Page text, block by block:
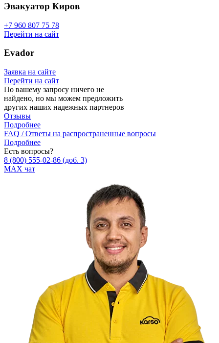
Эвакуатор Киров
+7 960 807 75 78
Перейти на сайт
Evador
Заявка на сайте
Перейти на сайт
По вашему запросу ничего не
найдено, но мы можем предложить
других наших надежных партнеров
Отзывы
Подробнее
FAQ / Ответы на распространенные вопросы
Подробнее
Есть вопросы?
8 (800) 555‑02‑86 (доб. 3)
MAX чат